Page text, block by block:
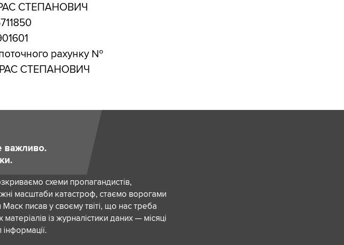
СТЕПАНОВИЧ
рахунку №
СТЕПАНОВИЧ
важливо.
схеми пропагандистів,
масштаби катастроф, стаємо ворогами
писав у своєму твіті, що нас треба
із журналістики даних — місяці